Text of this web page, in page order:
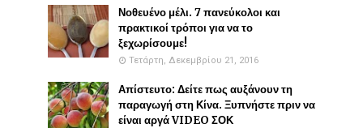
Νοθευένο μέλι. 7 πανεύκολοι και
πρακτικοί τρόποι για να το
ξεχωρίσουμε!
Τετάρτη, Δεκεμβρίου 21, 2016
Απίστευτο: Δείτε πως αυξάνουν τη
παραγωγή στη Κίνα. Ξυπνήστε πριν να
είναι αργά VIDEO ΣΟΚ